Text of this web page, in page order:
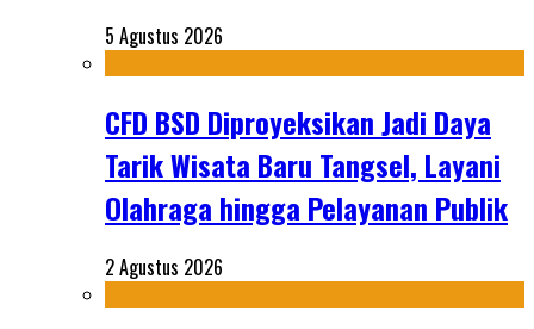
5 Agustus 2026
CFD BSD Diproyeksikan Jadi Daya
Tarik Wisata Baru Tangsel, Layani
Olahraga hingga Pelayanan Publik
2 Agustus 2026